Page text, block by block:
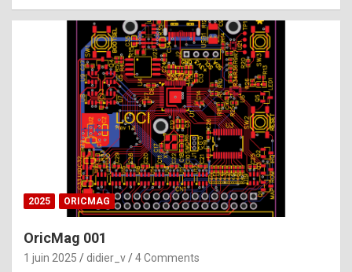
e
b
e
s
t
p
h
o
n
y
2025 ORICMAG
OricMag 001
1 juin 2025 didier_v 4 Comments